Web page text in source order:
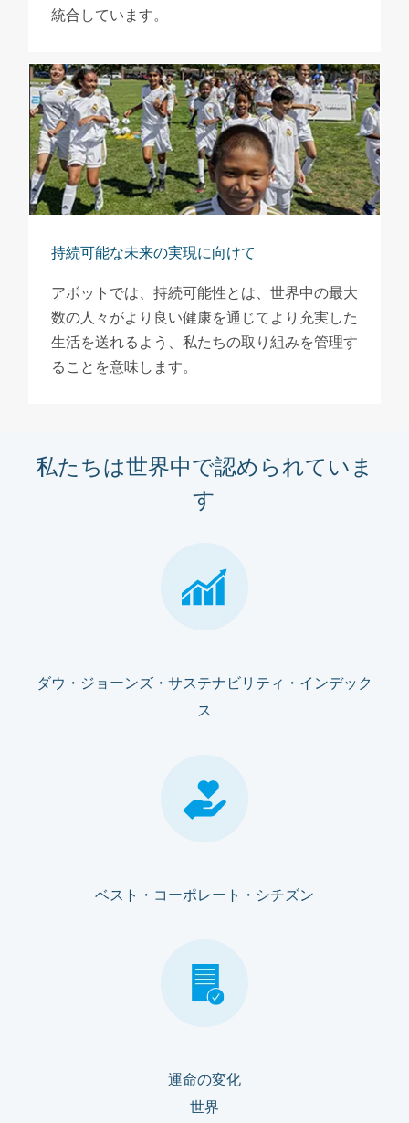
統合しています。
持続可能な未来の実現に向けて
アボットでは、持続可能性とは、世界中の最大
数の人々がより良い健康を通じてより充実した
生活を送れるよう、私たちの取り組みを管理す
ることを意味します。
私たちは世界中で認められていま
す
ダウ・ジョーンズ・サステナビリティ・インデック
ス
ベスト・コーポレート・シチズン
運命の変化
世界